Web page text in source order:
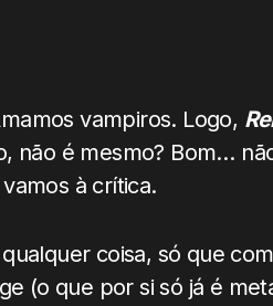
vampiros. Logo,
não é mesmo? Bom…
à crítica.
coisa, só que
(o que por si só já é